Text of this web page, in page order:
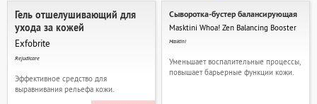
Гель отшелушивающий для
ухода за кожей
Exfobrite
Rejudicare
Эффективное средство для
выравнивания рельефа кожи.
Сыворотка-бустер балансирующая
Masktini Whoa! Zen Balancing Booster
Masktini
Уменьшает воспалительные процессы,
повышает барьерные функции кожи.